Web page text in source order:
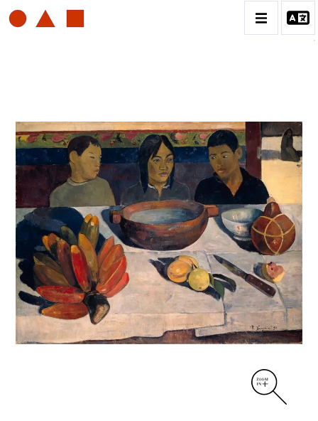
PAUL GAUGUIN
BIOGRAPHIE
CATALOGUE DES OEUVRES
ESTAMPE
PEINTURE
CONTACT